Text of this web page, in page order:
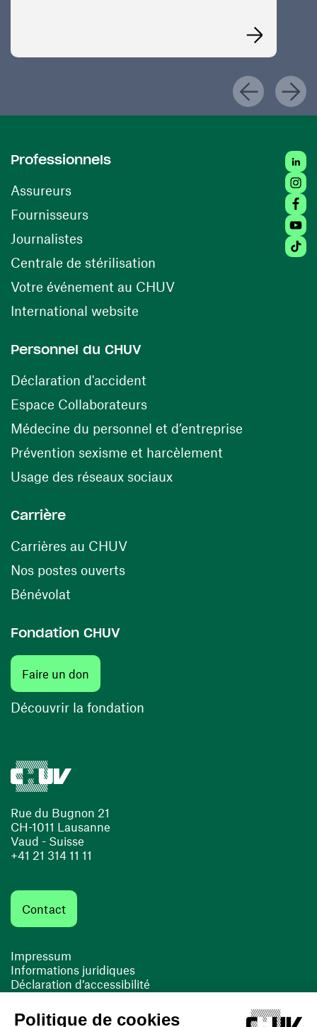
Rue du Bugnon 21
CH-1011 Lausanne
Vaud - Suisse
+41 21 314 11 11
Contact
Impressum
Informations juridiques
Déclaration d’accessibilité
Cookies
Professionnels
Assureurs
Fournisseurs(opens in a new window)
Journalistes
Centrale de stérilisation (opens in a new window)
Votre événement au CHUV(opens in a new
International website
Personnel du CHUV
Déclaration d'accident
Espace Collaborateurs(opens in a new window)
Médecine du personnel et d’entreprise
Prévention sexisme et harcèlement
Usage des réseaux sociaux(opens in a new
Carrière
Carrières au CHUV(opens in a new window)
Nos postes ouverts(opens in a new window)
Bénévolat
Fondation CHUV
Faire un don
Découvrir la fondation